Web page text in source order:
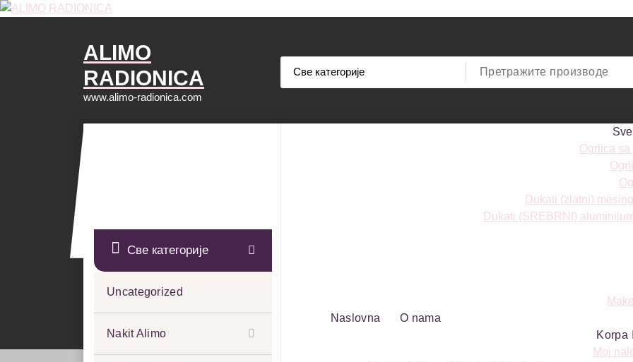
Скочи
ALIMO
RADIONICA
www.alimo-radionica.com
Све категорије
Uncategorized
Nakit Alimo
Naslovna O nama
Ogrlica
Dukati (zlatni)
Dukati (SREBRNI)
Korpa
Moj